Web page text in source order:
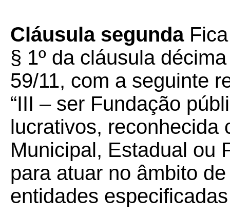
Cláusula segundaFica
§ 1º da cláusula
59/11, com a seguinte
“III – ser Fundação
lucrativos, reconhecida
Municipal, Estadual ou
para atuar no âmbito
entidades